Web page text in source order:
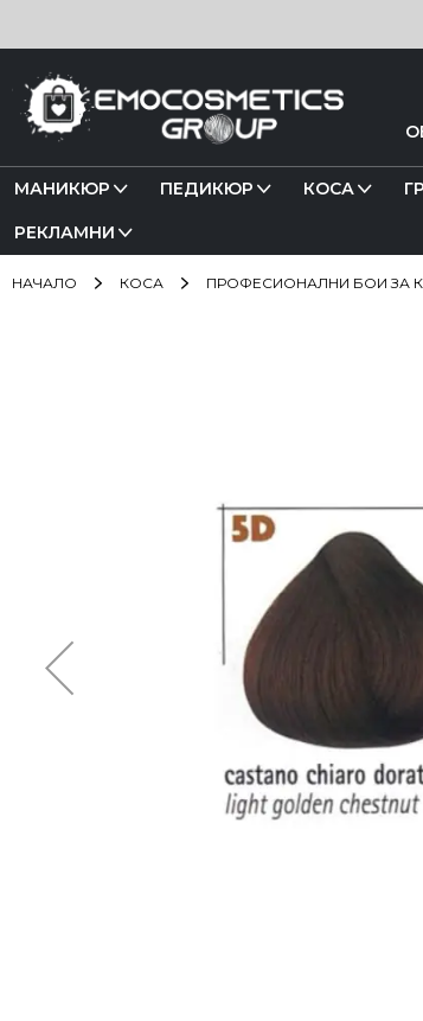
Прескачане
към
съдържанието
МАНИКЮР ПЕДИКЮР КОСА
РЕКЛАМНИ
НАЧАЛО КОСА ПРОФЕСИОНАЛНИ БОИ ЗА